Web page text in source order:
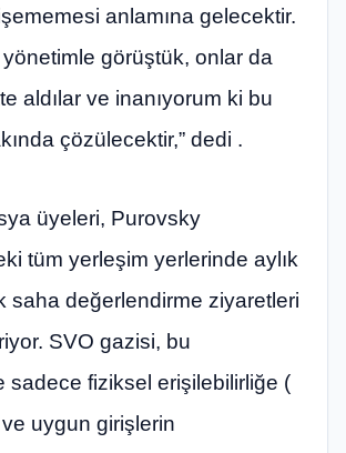
anlamına gelecektir.
görüştük, onlar da
aldılar ve inanıyorum ki bu
çözülecektir,” dedi .
üyeleri, Purovsky
tüm yerleşim yerlerinde aylık
saha değerlendirme ziyaretleri
SVO gazisi, bu
sadece fiziksel erişilebilirliğe (
ve uygun girişlerin